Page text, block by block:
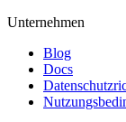
Unternehmen
Blog
Docs